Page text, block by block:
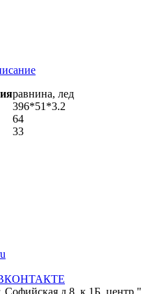
равнина, лед
396*51*3.2
64
33
Софийская д.8, к.1Б, центр